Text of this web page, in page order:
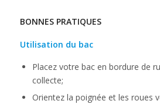
BONNES PRATIQUES
Utilisation du bac
Placez votre bac en bordure de
collecte;
Orientez la poignée et les roues